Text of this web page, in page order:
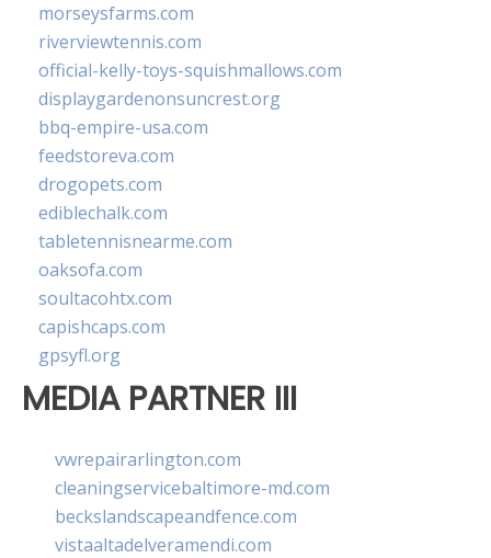
morseysfarms.com
riverviewtennis.com
official-kelly-toys-squishmallows.com
displaygardenonsuncrest.org
bbq-empire-usa.com
feedstoreva.com
drogopets.com
ediblechalk.com
tabletennisnearme.com
oaksofa.com
soultacohtx.com
capishcaps.com
gpsyfl.org
MEDIA PARTNER III
vwrepairarlington.com
cleaningservicebaltimore-md.com
beckslandscapeandfence.com
vistaaltadelveramendi.com